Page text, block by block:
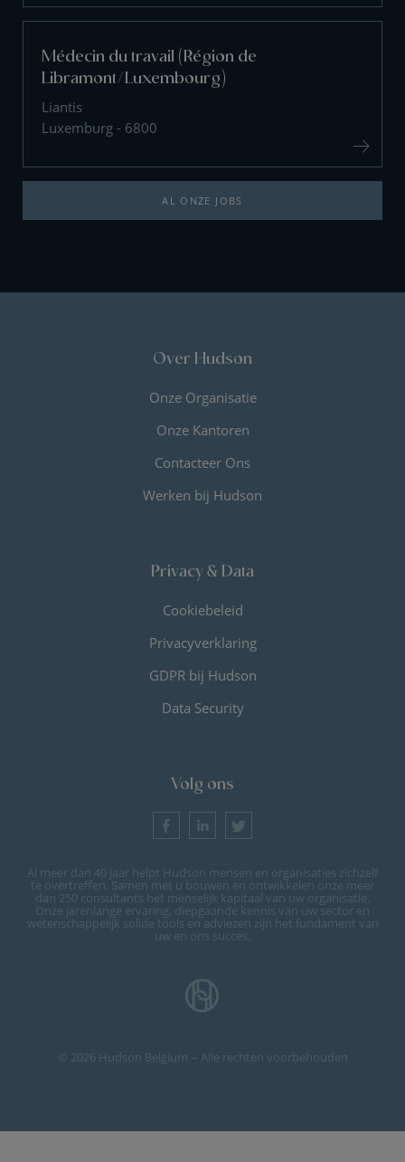
Médecin du travail (Région de
Libramont/Luxembourg)
Liantis
Luxemburg - 6800
AL ONZE JOBS
Over Hudson
Onze Organisatie
Onze Kantoren
Contacteer Ons
Werken bij Hudson
Privacy & Data
Cookiebeleid
Privacyverklaring
GDPR bij Hudson
Data Security
Volg ons
Al meer dan 40 jaar helpt Hudson mensen en organisaties zichzelf
te overtreffen. Samen met u bouwen en ontwikkelen onze meer
dan 250 consultants het menselijk kapitaal van uw organisatie.
Onze jarenlange ervaring, diepgaande kennis van uw sector en
wetenschappelijk solide tools en adviezen zijn het fundament van
uw en ons succes.
© 2026 Hudson Belgium -- Alle rechten voorbehouden